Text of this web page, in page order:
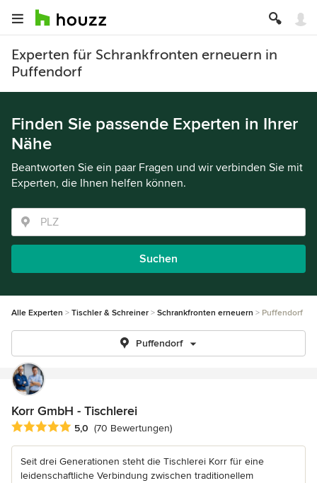
Experten für Schrankfronten erneuern in
Puffendorf
Finden Sie passende Experten in Ihrer
Nähe
Beantworten Sie ein paar Fragen und wir verbinden Sie mit
Experten, die Ihnen helfen können.
Suchen
Alle Experten Tischler & Schreiner Schrankfronten erneuern Puffendorf
Puffendorf
Korr GmbH - Tischlerei
Durchschnittliche Bewertung: 5 von 5 Sternen
5,0 (70 Bewertungen)
Seit drei Generationen steht die Tischlerei Korr für eine
leidenschaftliche Verbindung zwischen traditionellem